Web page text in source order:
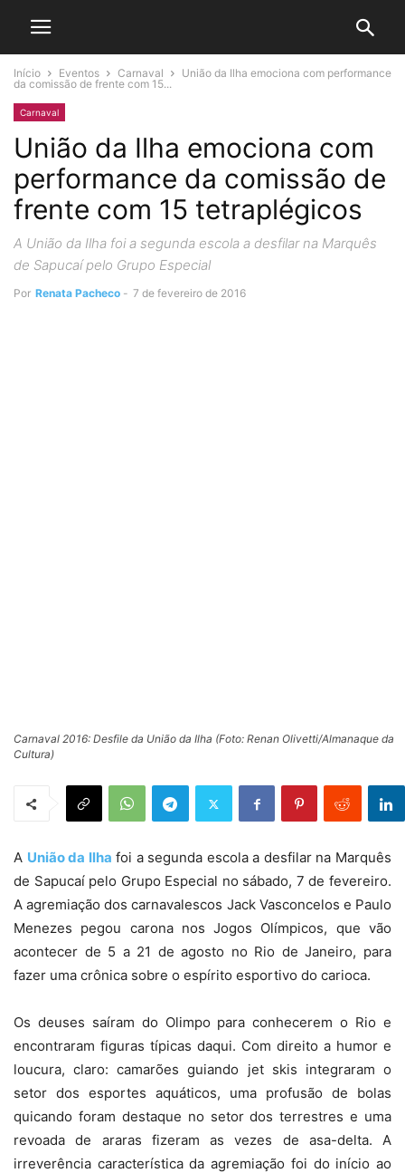
Início Eventos Carnaval
União da Ilha emociona com performance
da comissão de frente com 15...
Carnaval
União da Ilha emociona com
performance da comissão de
frente com 15 tetraplégicos
A União da Ilha foi a segunda escola a desfilar na Marquês
de Sapucaí pelo Grupo Especial
Por Renata Pacheco - 7 de fevereiro de 2016
Carnaval 2016: Desfile da União da Ilha (Foto: Renan Olivetti/Almanaque da
Cultura)
A União da Ilha foi a segunda escola a desfilar na Marquês
de Sapucaí pelo Grupo Especial no sábado, 7 de fevereiro.
A agremiação dos carnavalescos Jack Vasconcelos e Paulo
Menezes pegou carona nos Jogos Olímpicos, que vão
acontecer de 5 a 21 de agosto no Rio de Janeiro, para
fazer uma crônica sobre o espírito esportivo do carioca.
Os deuses saíram do Olimpo para conhecerem o Rio e
encontraram figuras típicas daqui. Com direito a humor e
loucura, claro: camarões guiando jet skis integraram o
setor dos esportes aquáticos, uma profusão de bolas
quicando foram destaque no setor dos terrestres e uma
revoada de araras fizeram as vezes de asa-delta. A
irreverência característica da agremiação foi do início ao